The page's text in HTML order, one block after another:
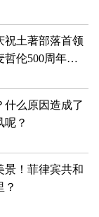
祝土著部落首领
伦500周年而
什么原因造成了
呢？
景！菲律宾共和
？